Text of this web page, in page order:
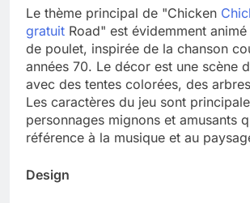
Le thème principal de "Chicken
gratuit Road" est évidemment
de poulet, inspirée de la chanson
années 70. Le décor est une scène
avec des tentes colorées, des
Les caractères du jeu sont
personnages mignons et amusants
référence à la musique et au
Design